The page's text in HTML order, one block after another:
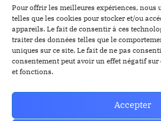
Pour offrir les meilleures expériences, nous
telles que les cookies pour stocker et/ou
appareils. Le fait de consentir à ces
traiter des données telles que le
uniques sur ce site. Le fait de ne pas
consentement peut avoir un effet négatif
et fonctions.
Accepter
Pépite à la une
TAGS
Airdrop